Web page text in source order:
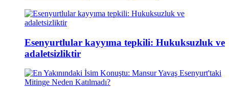
Esenyurtlular kayyıma tepkili: Hukuksuzluk ve
adaletsizliktir